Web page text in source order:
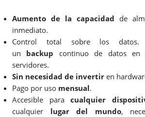
Aumento de la capacidad de
inmediato.
Control total sobre los datos.
un backup continuo de datos en
servidores.
Sin necesidad de invertir en
Pago por uso mensual.
Accesible paracualquier
cualquier lugar del mundo,